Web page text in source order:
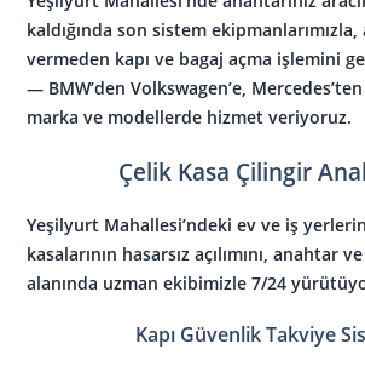
kaldığında son sistem ekipmanlarımızla,
vermeden kapı ve bagaj açma işlemini
— BMW’den Volkswagen’e,
marka ve modellerde hizmet veriyoruz.
Çelik Kasa Çilingir
Yeşilyurt Mahallesi’ndeki ev ve iş
kasalarının hasarsız açılımını, anahtar
alanında uzman ekibimizle 7/24
Kapı Güvenlik Takviye